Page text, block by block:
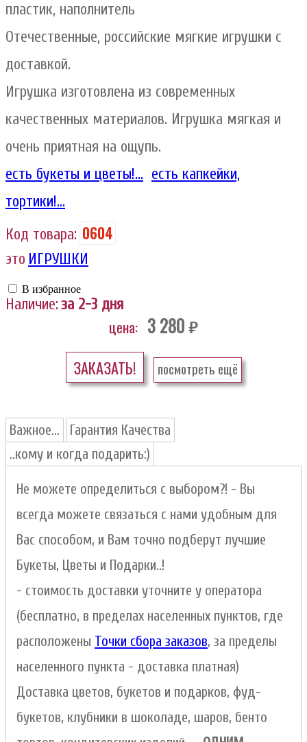
пластик, наполнитель
Отечественные, российские мягкие игрушки с
доставкой.
Игрушка изготовлена из современных
качественных материалов. Игрушка мягкая и
очень приятная на ощупь.
есть букеты и цветы!... есть капкейки,
тортики!...
Код товара: 0604
это ИГРУШКИ
В избранное
Наличие:за 2-3 дня
цена: 3 280 руб.
ЗАКАЗАТЬ! посмотреть ещё
Важное...
Гарантия Качества
..кому и когда подарить:)
Не можете определиться с выбором?! - Вы
всегда можете связаться с нами удобным для
Вас способом, и Вам точно подберут лучшие
Букеты, Цветы и Подарки..!
- стоимость доставки уточните у оператора
(бесплатно, в пределах населенных пунктов, где
расположены Точки сбора заказов, за пределы
населенного пункта - доставка платная)
Доставка цветов, букетов и подарков, фуд-
букетов, клубники в шоколаде, шаров, бенто